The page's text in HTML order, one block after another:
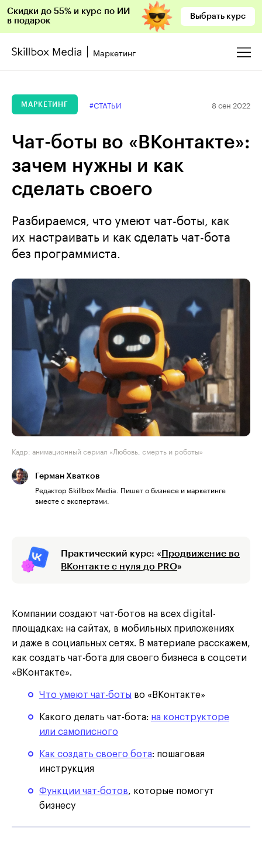
Скидки до 55% и курс по ИИ
в подарок
Выбрать курс
Маркетинг
МАРКЕТИНГ #СТАТЬИ 8 сен 2022
Чат-боты во «ВКонтакте»:
зачем нужны и как
сделать своего
Разбираемся, что умеют чат-боты, как
их настраивать и как сделать чат-бота
без программиста.
Кадр: анимационный сериал «Любовь, смерть и роботы»
Герман Хватков
Редактор Skillbox Media. Пишет о бизнесе и маркетинге
вместе с экспертами.
Практический курс: « Продвижение во
ВКонтакте с нуля до PRO»
Компании создают чат-ботов на всех digital-
площадках: на сайтах, в мобильных приложениях
и даже в социальных сетях. В материале расскажем,
как создать чат-бота для своего бизнеса в соцсети
«ВКонтакте».
Что умеют чат-боты во «ВКонтакте»
Какого делать чат-бота: на конструкторе
или самописного
Как создать своего бота: пошаговая
инструкция
Функции чат-ботов, которые помогут
бизнесу